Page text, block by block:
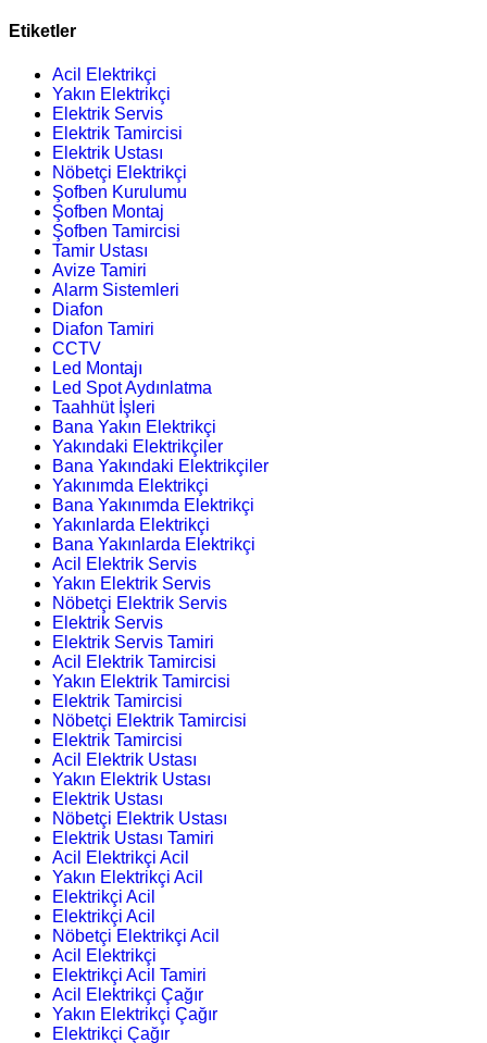
Etiketler
Acil Elektrikçi
Yakın Elektrikçi
Elektrik Servis
Elektrik Tamircisi
Elektrik Ustası
Nöbetçi Elektrikçi
Şofben Kurulumu
Şofben Montaj
Şofben Tamircisi
Tamir Ustası
Avize Tamiri
Alarm Sistemleri
Diafon
Diafon Tamiri
CCTV
Led Montajı
Led Spot Aydınlatma
Taahhüt İşleri
Bana Yakın Elektrikçi
Yakındaki Elektrikçiler
Bana Yakındaki Elektrikçiler
Yakınımda Elektrikçi
Bana Yakınımda Elektrikçi
Yakınlarda Elektrikçi
Bana Yakınlarda Elektrikçi
Acil Elektrik Servis
Yakın Elektrik Servis
Nöbetçi Elektrik Servis
Elektrik Servis
Elektrik Servis Tamiri
Acil Elektrik Tamircisi
Yakın Elektrik Tamircisi
Elektrik Tamircisi
Nöbetçi Elektrik Tamircisi
Elektrik Tamircisi
Acil Elektrik Ustası
Yakın Elektrik Ustası
Elektrik Ustası
Nöbetçi Elektrik Ustası
Elektrik Ustası Tamiri
Acil Elektrikçi Acil
Yakın Elektrikçi Acil
Elektrikçi Acil
Elektrikçi Acil
Nöbetçi Elektrikçi Acil
Acil Elektrikçi
Elektrikçi Acil Tamiri
Acil Elektrikçi Çağır
Yakın Elektrikçi Çağır
Elektrikçi Çağır